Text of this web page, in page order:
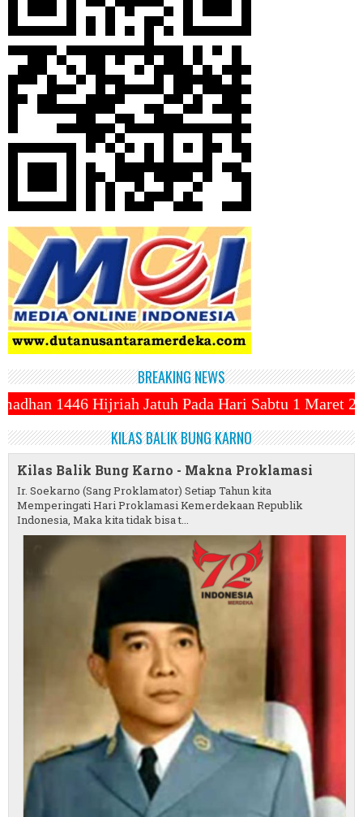
BREAKING NEWS
Pada Hari Sabtu 1 Maret 2025 ~||~ 1
KILAS BALIK BUNG KARNO
Kilas Balik Bung Karno - Makna Proklamasi
Ir. Soekarno (Sang Proklamator) Setiap Tahun kita
Memperingati Hari Proklamasi Kemerdekaan Republik
Indonesia, Maka kita tidak bisa t...